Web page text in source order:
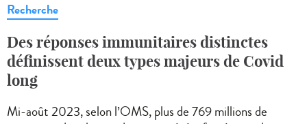
Recherche
Des réponses immunitaires distinctes
définissent deux types majeurs de Covid
long
Mi-août 2023, selon l’OMS, plus de 769 millions de